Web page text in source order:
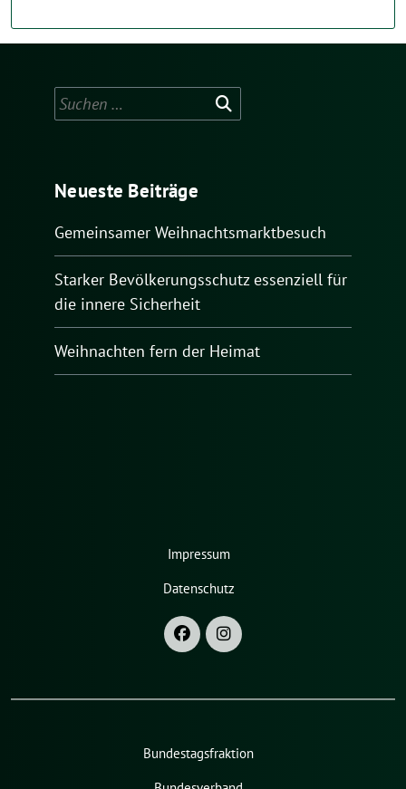
Suchen
nach:
Neueste Beiträge
Gemeinsamer Weihnachtsmarktbesuch
Starker Bevölkerungsschutz essenziell für
die innere Sicherheit
Weihnachten fern der Heimat
Impressum
Datenschutz
Bundestagsfraktion